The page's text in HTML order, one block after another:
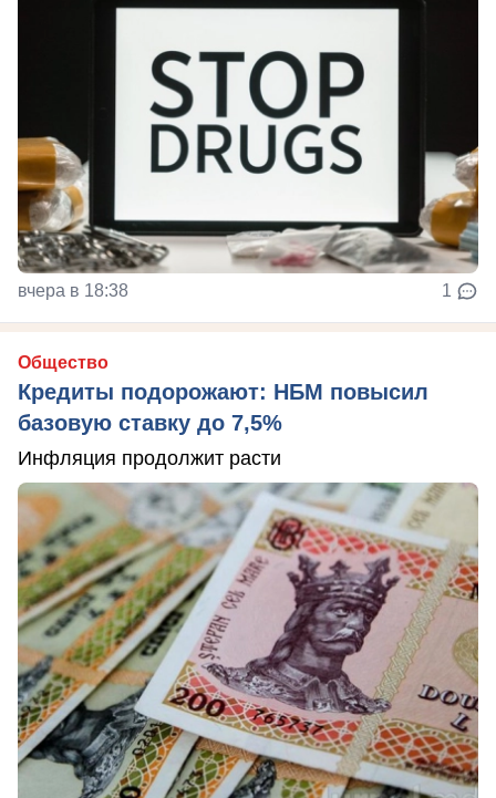
вчера в 18:38 1
Общество
Кредиты подорожают: НБМ повысил
базовую ставку до 7,5%
Инфляция продолжит расти